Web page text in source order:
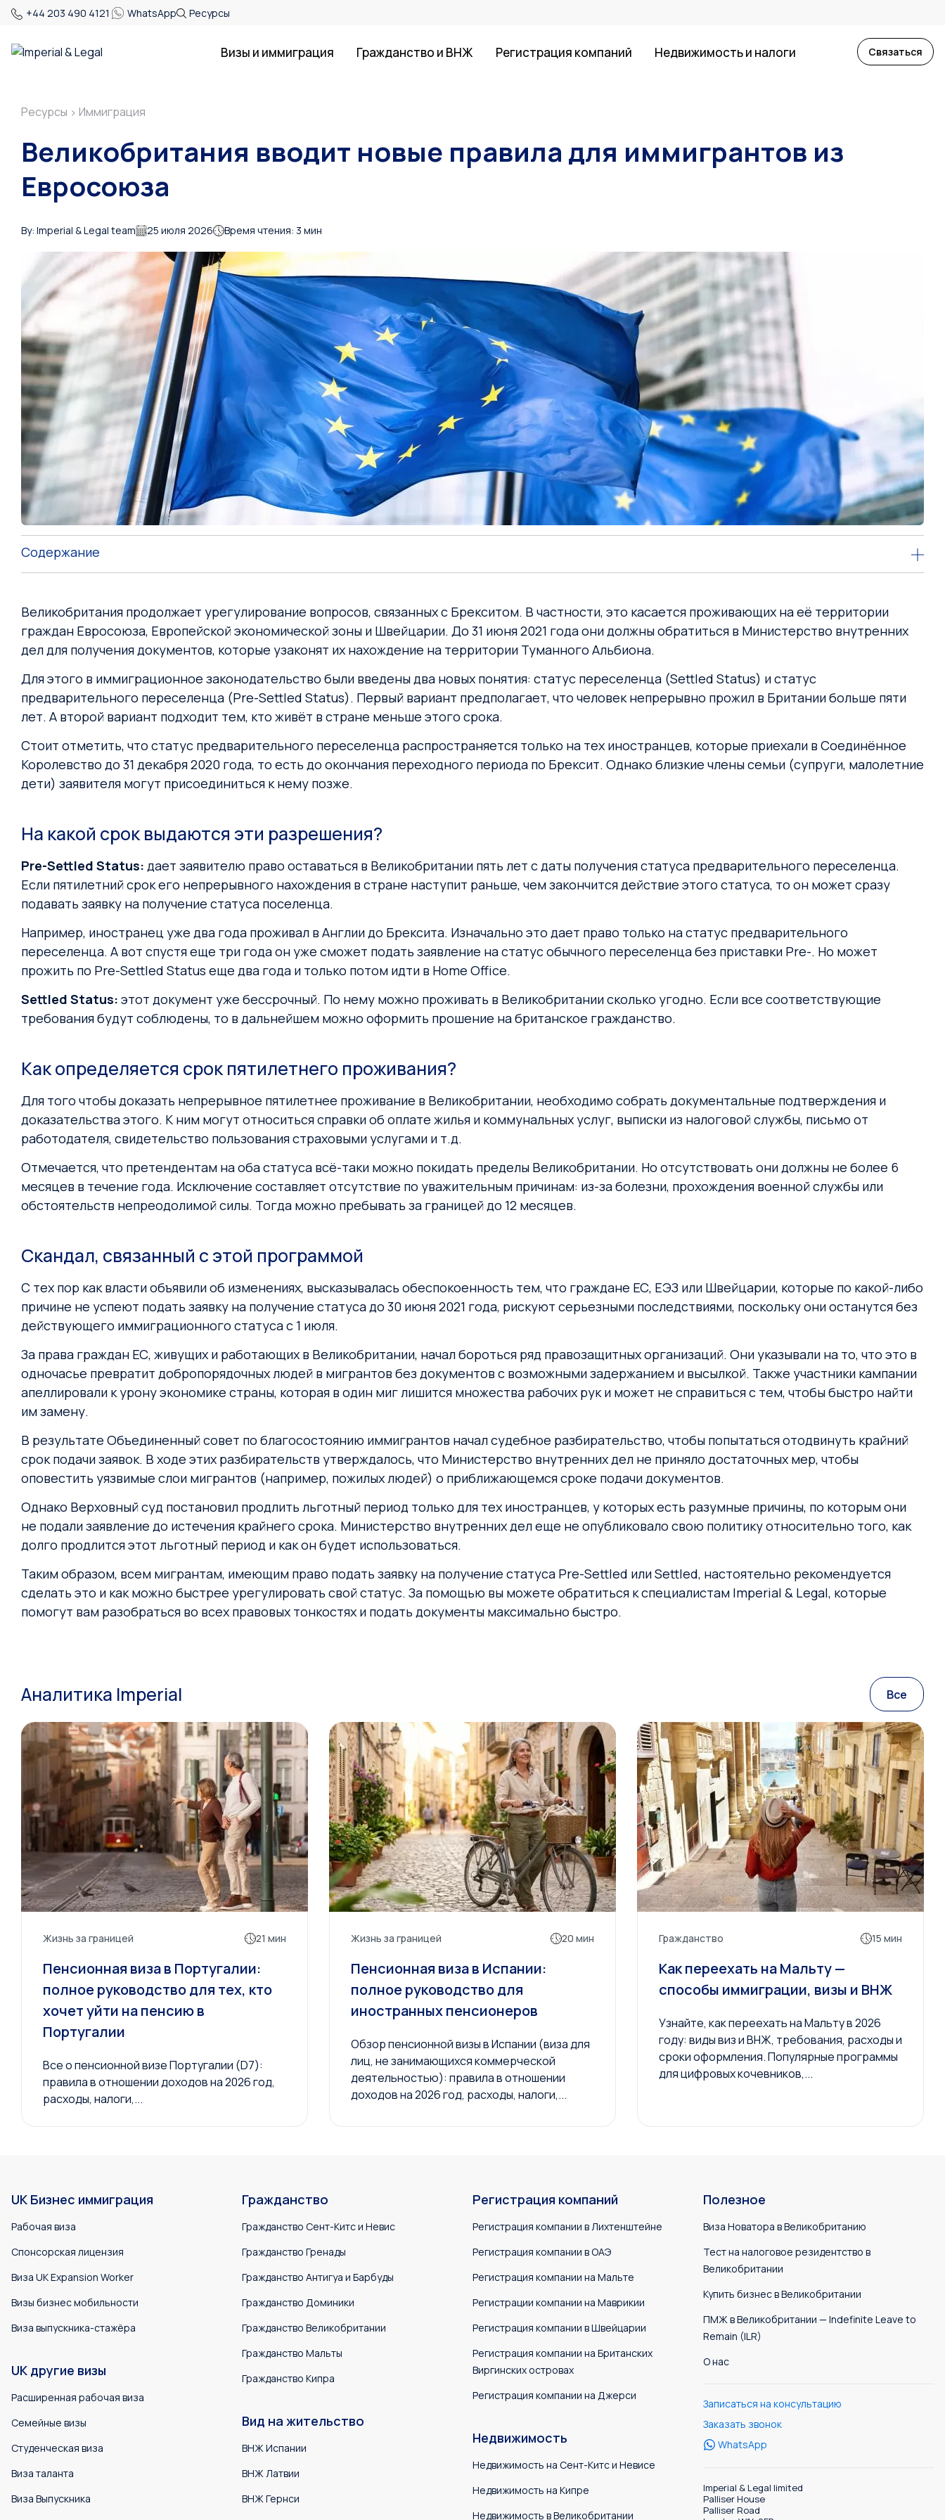
+44 203 490 4121 WhatsApp Ресурсы
Визы и иммиграция Гражданство и ВНЖ Регистрация компаний Недвижимость и налоги Связаться
Ресурсы > Иммиграция
Великобритания вводит новые правила для иммигрантов из
Евросоюза
By: Imperial & Legal team 25 июля 2026 Время чтения: 3 мин
Содержание
Великобритания продолжает урегулирование вопросов, связанных с Брекситом. В частности, это касается проживающих на её территории
граждан Евросоюза, Европейской экономической зоны и Швейцарии. До 31 июня 2021 года они должны обратиться в Министерство внутренних
дел для получения документов, которые узаконят их нахождение на территории Туманного Альбиона.
Для этого в иммиграционное законодательство были введены два новых понятия: статус переселенца (Settled Status) и статус
предварительного переселенца (Pre-Settled Status). Первый вариант предполагает, что человек непрерывно прожил в Британии больше пяти
лет. А второй вариант подходит тем, кто живёт в стране меньше этого срока.
Стоит отметить, что статус предварительного переселенца распространяется только на тех иностранцев, которые приехали в Соединённое
Королевство до 31 декабря 2020 года, то есть до окончания переходного периода по Брексит. Однако близкие члены семьи (супруги, малолетние
дети) заявителя могут присоединиться к нему позже.
На какой срок выдаются эти разрешения?
Pre-Settled Status: дает заявителю право оставаться в Великобритании пять лет с даты получения статуса предварительного переселенца.
Если пятилетний срок его непрерывного нахождения в стране наступит раньше, чем закончится действие этого статуса, то он может сразу
подавать заявку на получение статуса поселенца.
Например, иностранец уже два года проживал в Англии до Брексита. Изначально это дает право только на статус предварительного
переселенца. А вот спустя еще три года он уже сможет подать заявление на статус обычного переселенца без приставки Pre-. Но может
прожить по Pre-Settled Status еще два года и только потом идти в Home Office.
Settled Status: этот документ уже бессрочный. По нему можно проживать в Великобритании сколько угодно. Если все соответствующие
требования будут соблюдены, то в дальнейшем можно оформить прошение на британское гражданство.
Как определяется срок пятилетнего проживания?
Для того чтобы доказать непрерывное пятилетнее проживание в Великобритании, необходимо собрать документальные подтверждения и
доказательства этого. К ним могут относиться справки об оплате жилья и коммунальных услуг, выписки из налоговой службы, письмо от
работодателя, свидетельство пользования страховыми услугами и т.д.
Отмечается, что претендентам на оба статуса всё-таки можно покидать пределы Великобритании. Но отсутствовать они должны не более 6
месяцев в течение года. Исключение составляет отсутствие по уважительным причинам: из-за болезни, прохождения военной службы или
обстоятельств непреодолимой силы. Тогда можно пребывать за границей до 12 месяцев.
Скандал, связанный с этой программой
С тех пор как власти объявили об изменениях, высказывалась обеспокоенность тем, что граждане ЕС, ЕЭЗ или Швейцарии, которые по какой-либо
причине не успеют подать заявку на получение статуса до 30 июня 2021 года, рискуют серьезными последствиями, поскольку они останутся без
действующего иммиграционного статуса с 1 июля.
За права граждан ЕС, живущих и работающих в Великобритании, начал бороться ряд правозащитных организаций. Они указывали на то, что это в
одночасье превратит добропорядочных людей в мигрантов без документов с возможными задержанием и высылкой. Также участники кампании
апеллировали к урону экономике страны, которая в один миг лишится множества рабочих рук и может не справиться с тем, чтобы быстро найти
им замену.
В результате Объединенный совет по благосостоянию иммигрантов начал судебное разбирательство, чтобы попытаться отодвинуть крайний
срок подачи заявок. В ходе этих разбирательств утверждалось, что Министерство внутренних дел не приняло достаточных мер, чтобы
оповестить уязвимые слои мигрантов (например, пожилых людей) о приближающемся сроке подачи документов.
Однако Верховный суд постановил продлить льготный период только для тех иностранцев, у которых есть разумные причины, по которым они
не подали заявление до истечения крайнего срока. Министерство внутренних дел еще не опубликовало свою политику относительно того, как
долго продлится этот льготный период и как он будет использоваться.
Таким образом, всем мигрантам, имеющим право подать заявку на получение статуса Pre-Settled или Settled, настоятельно рекомендуется
сделать это и как можно быстрее урегулировать свой статус. За помощью вы можете обратиться к специалистам Imperial & Legal, которые
помогут вам разобраться во всех правовых тонкостях и подать документы максимально быстро.
Аналитика Imperial Все
Жизнь за границей 21 мин
Пенсионная виза в Португалии:
полное руководство для тех, кто
хочет уйти на пенсию в
Португалии
Все о пенсионной визе Португалии (D7):
правила в отношении доходов на 2026 год,
расходы, налоги,...
Жизнь за границей 20 мин
Пенсионная виза в Испании:
полное руководство для
иностранных пенсионеров
Обзор пенсионной визы в Испании (виза для
лиц, не занимающихся коммерческой
деятельностью): правила в отношении
доходов на 2026 год, расходы, налоги,...
Гражданство 15 мин
Как переехать на Мальту —
способы иммиграции, визы и ВНЖ
Узнайте, как переехать на Мальту в 2026
году: виды виз и ВНЖ, требования, расходы и
сроки оформления. Популярные программы
для цифровых кочевников,...
UK Бизнес иммиграция
Рабочая виза
Спонсорская лицензия
Виза UK Expansion Worker
Визы бизнес мобильности
Виза выпускника-стажёра
UK другие визы
Расширенная рабочая виза
Семейные визы
Студенческая виза
Виза таланта
Виза Выпускника
Гражданство
Гражданство Сент-Китс и Невис
Гражданство Гренады
Гражданство Антигуа и Барбуды
Гражданство Доминики
Гражданство Великобритании
Гражданство Мальты
Гражданство Кипра
Вид на жительство
ВНЖ Испании
ВНЖ Латвии
ВНЖ Гернси
Регистрация компаний
Регистрация компании в Лихтенштейне
Регистрация компании в ОАЭ
Регистрация компании на Мальте
Регистрации компании на Маврикии
Регистрация компании в Швейцарии
Регистрация компании на Британских
Виргинских островах
Регистрация компании на Джерси
Недвижимость
Недвижимость на Сент-Китс и Невисе
Недвижимость на Кипре
Недвижимость в Великобритании
Полезное
Виза Новатора в Великобританию
Тест на налоговое резидентство в
Великобритании
Купить бизнес в Великобритании
ПМЖ в Великобритании — Indefinite Leave to
Remain (ILR)
О нас
Записаться на консультацию
Заказать звонок
WhatsApp
Imperial & Legal limited
Palliser House
Palliser Road